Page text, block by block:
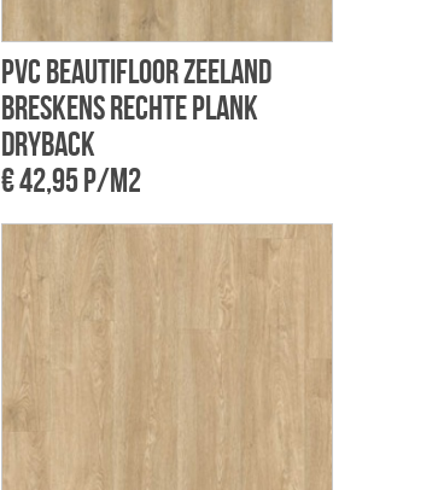
PVC Beautifloor Zeeland
Breskens rechte plank
dryback
€ 42,95 p/m2